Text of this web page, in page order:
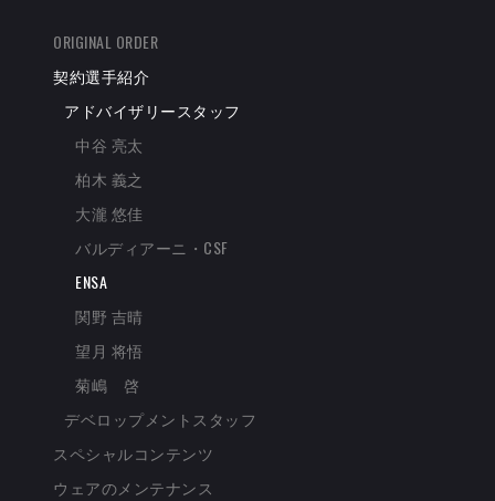
ORIGINAL ORDER
契約選手紹介
アドバイザリースタッフ
中谷 亮太
柏木 義之
大瀧 悠佳
バルディアーニ・CSF
ENSA
関野 吉晴
望月 将悟
菊嶋 啓
デベロップメントスタッフ
スペシャルコンテンツ
ウェアのメンテナンス